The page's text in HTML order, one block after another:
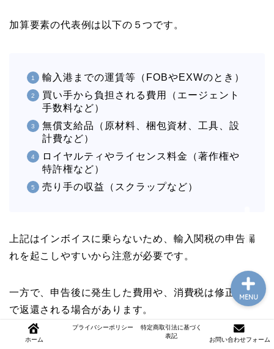
加算要素の代表例は以下の５つです。
輸入港までの運賃等（FOBやEXWのとき）
買い手から負担される費用（エージェント
手数料など）
無償支給品（原材料、梱包資材、工具、設
計費など）
ロイヤルティやライセンス料金（著作権や
特許権など）
売り手の収益（スクラップなど）
上記はインボイスに乗らないため、輸入関税の申告漏
れを起こしやすいから注意が必要です。
一方で、申告後に発生した費用や、消費税は修正申告
で返還される場合があります。
ホーム
プライバシーポリシー
特定商取引法に基づく
表記
お問い合わせフォーム
MENU
モテるジム通い